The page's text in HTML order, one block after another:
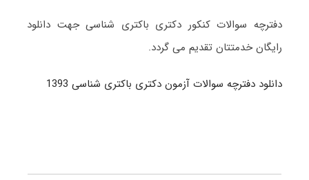
دفترچه سوالات کنکور دکتری باکتری شناسی جهت دانلود
رایگان خدمتتان تقدیم می گردد.
دانلود دفترچه سوالات آزمون دکتری باکتری شناسی 1393